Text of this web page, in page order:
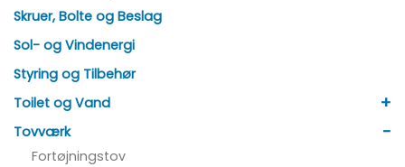
Skruer, Bolte og Beslag
Sol- og Vindenergi
Styring og Tilbehør
Toilet og Vand
+
Tovværk -
Fortøjningstov